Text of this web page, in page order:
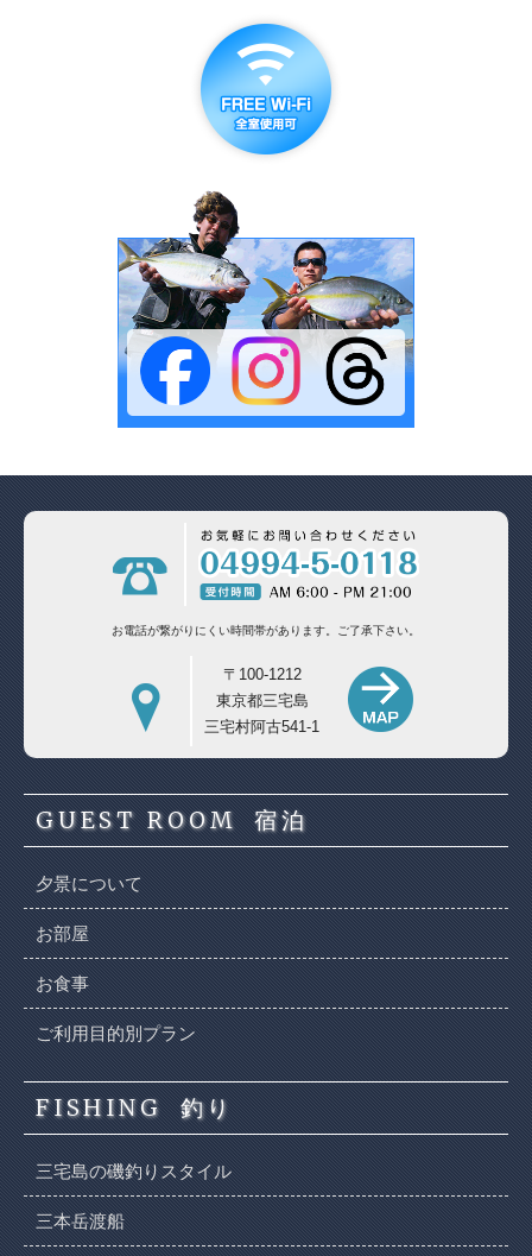
お電話が繋がりにくい時間帯があります。 ご了承下さい。
〒100-1212
東京都三宅島
三宅村阿古541-1
GUEST ROOM 宿泊
夕景について
お部屋
お食事
ご利用目的別プラン
FISHING 釣り
三宅島の磯釣りスタイル
三本岳渡船